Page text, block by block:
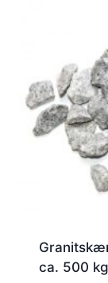
ca. 500 kg